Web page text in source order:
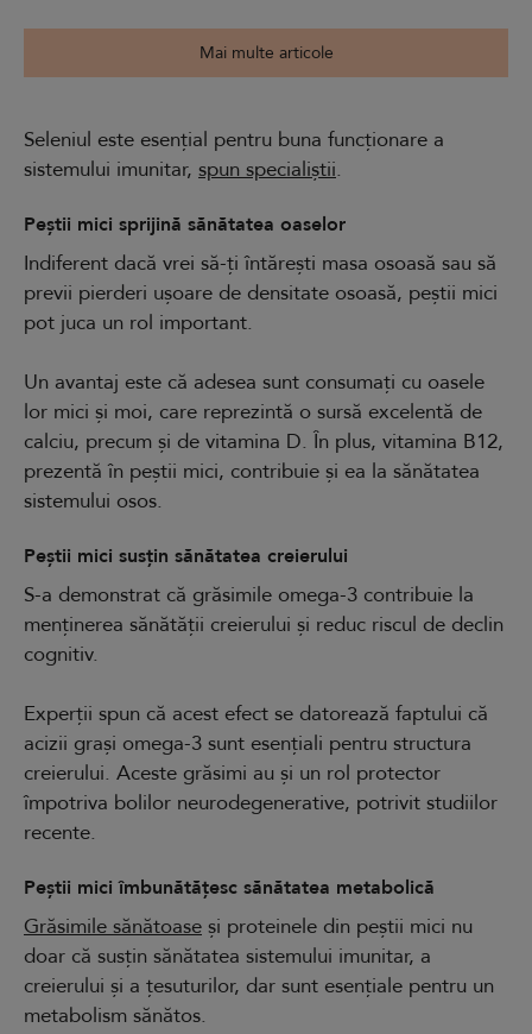
Mai multe articole
Seleniul este esențial pentru buna funcționare a
sistemului imunitar, spun specialiștii.
Peștii mici sprijină sănătatea oaselor
Indiferent dacă vrei să-ți întărești masa osoasă sau să
previi pierderi ușoare de densitate osoasă, peștii mici
pot juca un rol important.
Un avantaj este că adesea sunt consumați cu oasele
lor mici și moi, care reprezintă o sursă excelentă de
calciu, precum și de vitamina D. În plus, vitamina B12,
prezentă în peștii mici, contribuie și ea la sănătatea
sistemului osos.
Peștii mici susțin sănătatea creierului
S-a demonstrat că grăsimile omega-3 contribuie la
menținerea sănătății creierului și reduc riscul de declin
cognitiv.
Experții spun că acest efect se datorează faptului că
acizii grași omega-3 sunt esențiali pentru structura
creierului. Aceste grăsimi au și un rol protector
împotriva bolilor neurodegenerative, potrivit studiilor
recente.
Peștii mici îmbunătățesc sănătatea metabolică
Grăsimile sănătoase și proteinele din peștii mici nu
doar că susțin sănătatea sistemului imunitar, a
creierului și a țesuturilor, dar sunt esențiale pentru un
metabolism sănătos.